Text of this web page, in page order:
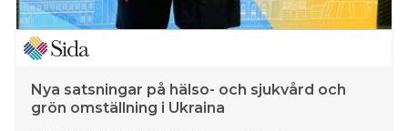
Nya satsningar på hälso- och sjukvård och
grön omställning i Ukraina